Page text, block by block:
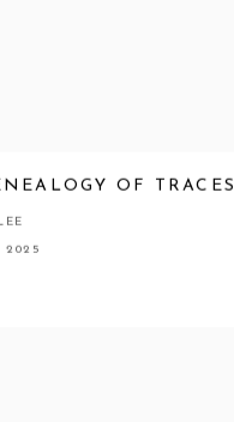
OF TRACES
2025